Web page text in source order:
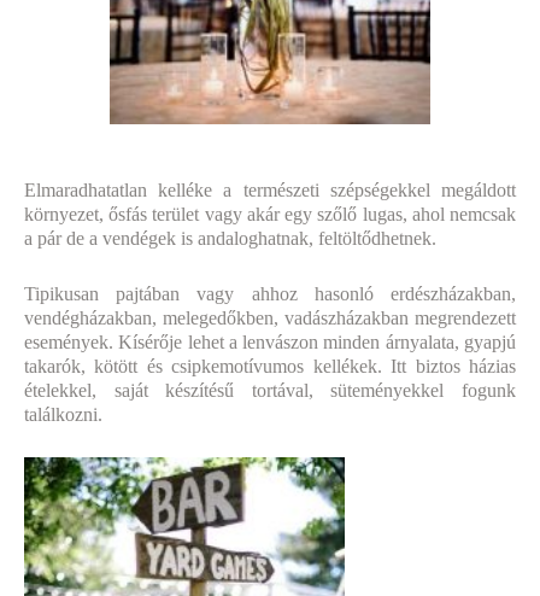
Elmaradhatatlan kelléke a természeti szépségekkel megáldott
környezet, ősfás terület vagy akár egy szőlő lugas, ahol nemcsak
a pár de a vendégek is andaloghatnak, feltöltődhetnek.
Tipikusan pajtában vagy ahhoz hasonló erdészházakban,
vendégházakban, melegedőkben, vadászházakban megrendezett
események. Kísérője lehet a lenvászon minden árnyalata, gyapjú
takarók, kötött és csipkemotívumos kellékek. Itt biztos házias
ételekkel, saját készítésű tortával, süteményekkel fogunk
találkozni.